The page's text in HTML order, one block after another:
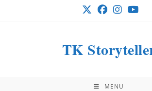
TK
MENU